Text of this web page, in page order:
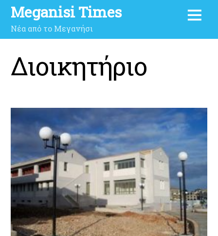
Meganisi Times
Νέα από το Μεγανήσι
Διοικητήριο